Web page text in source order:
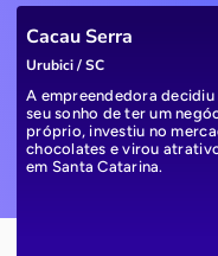
Cacau Serra
Urubici / SC
A empreendedora decidiu
seu sonho de ter um
próprio, investiu no
chocolates e virou
em Santa Catarina.